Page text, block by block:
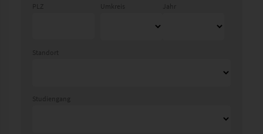
PLZ Umkreis Jahr
Standort
Studiengang